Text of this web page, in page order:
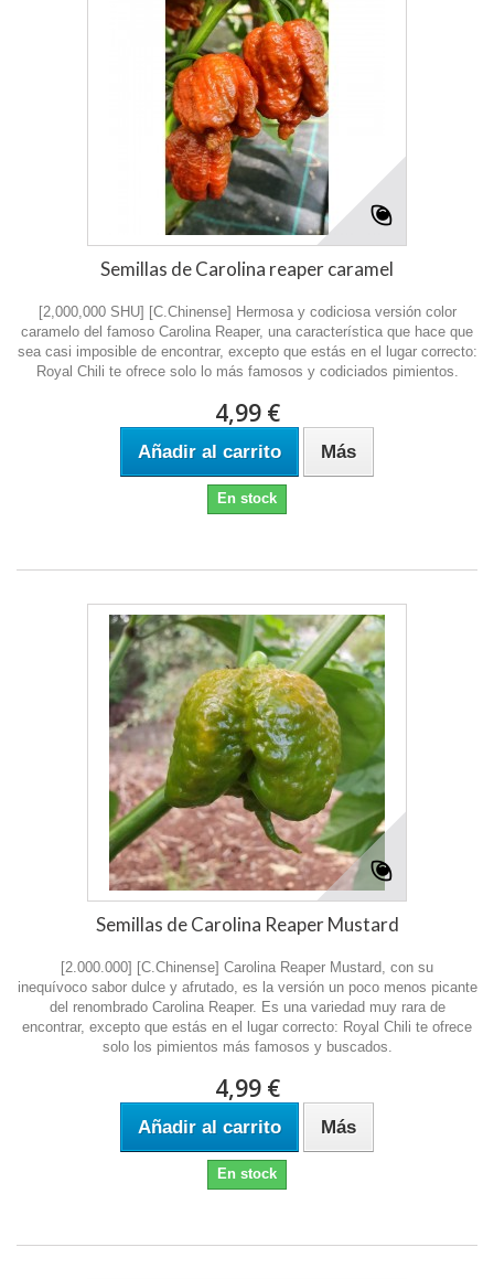
Semillas de Carolina reaper caramel
[2,000,000 SHU] [C.Chinense] Hermosa y codiciosa versión color
caramelo del famoso Carolina Reaper, una característica que hace que
sea casi imposible de encontrar, excepto que estás en el lugar correcto:
Royal Chili te ofrece solo lo más famosos y codiciados pimientos.
4,99 €
Añadir al carrito Más
En stock
Semillas de Carolina Reaper Mustard
[2.000.000] [C.Chinense] Carolina Reaper Mustard, con su
inequívoco sabor dulce y afrutado, es la versión un poco menos picante
del renombrado Carolina Reaper. Es una variedad muy rara de
encontrar, excepto que estás en el lugar correcto: Royal Chili te ofrece
solo los pimientos más famosos y buscados.
4,99 €
Añadir al carrito Más
En stock